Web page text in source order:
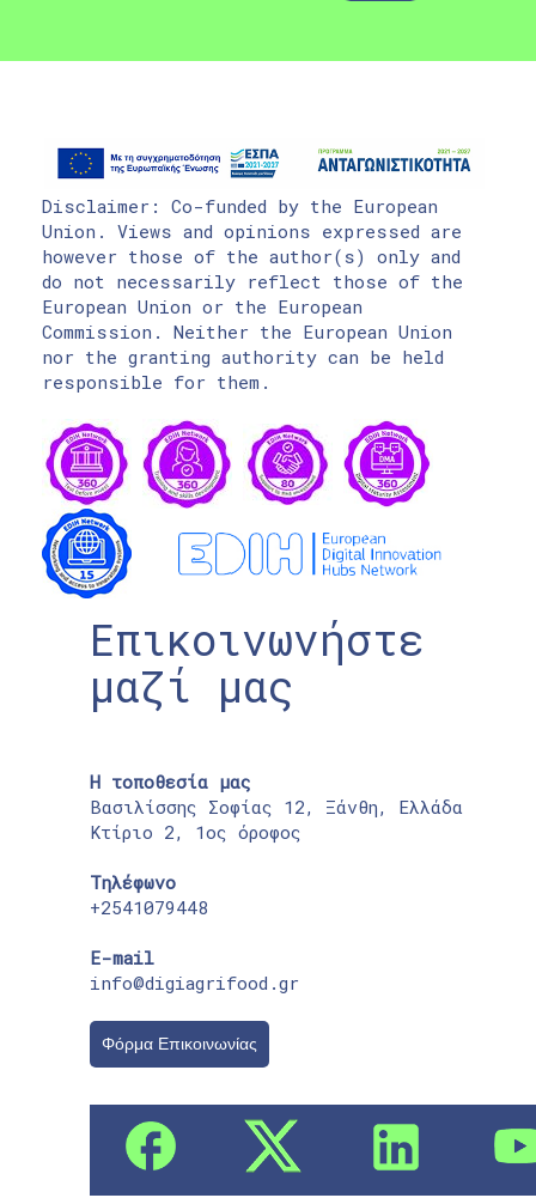
Disclaimer: Co-funded by the European
Union. Views and opinions expressed are
however those of the author(s) only and
do not necessarily reflect those of the
European Union or the European
Commission. Neither the European Union
nor the granting authority can be held
responsible for them.
Επικοινωνήστε
μαζί μας
Η τοποθεσία μας
Βασιλίσσης Σοφίας 12, Ξάνθη, Ελλάδα
Κτίριο 2, 1ος όροφος
Τηλέφωνο
+2541079448
E-mail
info@digiagrifood.gr
Φόρμα Επικοινωνίας